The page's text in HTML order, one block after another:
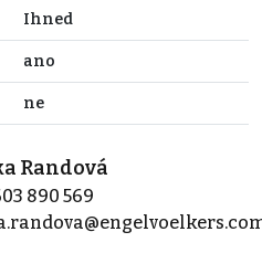
Ihned
ano
ne
Randová
890 569